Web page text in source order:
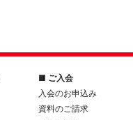
■ ご入会
入会のお申込み
資料のご請求